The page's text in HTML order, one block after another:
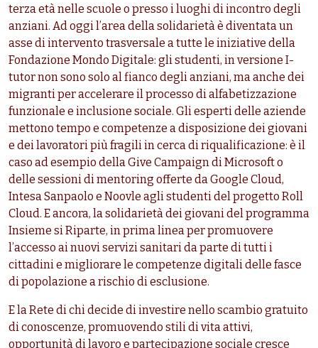
terza età nelle scuole o presso i luoghi di incontro degli
anziani. Ad oggi l’area della solidarietà è diventata un
asse di intervento trasversale a tutte le iniziative della
Fondazione Mondo Digitale: gli studenti, in versione I-
tutor non sono solo al fianco degli anziani, ma anche dei
migranti per accelerare il processo di alfabetizzazione
funzionale e inclusione sociale. Gli esperti delle aziende
mettono tempo e competenze a disposizione dei giovani
e dei lavoratori più fragili in cerca di riqualificazione: è il
caso ad esempio della Give Campaign di Microsoft o
delle sessioni di mentoring offerte da Google Cloud,
Intesa Sanpaolo e Noovle agli studenti del progetto Roll
Cloud. E ancora, la solidarietà dei giovani del programma
Insieme si Riparte, in prima linea per promuovere
l’accesso ai nuovi servizi sanitari da parte di tutti i
cittadini e migliorare le competenze digitali delle fasce
di popolazione a rischio di esclusione.
E la Rete di chi decide di investire nello scambio gratuito
di conoscenze, promuovendo stili di vita attivi,
opportunità di lavoro e partecipazione sociale cresce